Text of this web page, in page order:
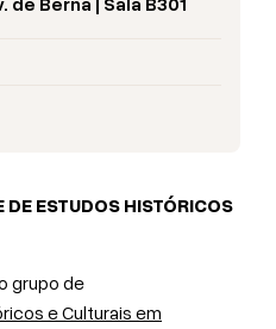
ESTUDOS HISTÓRICOS
grupo de
e Culturais em